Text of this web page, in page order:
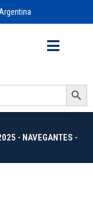
Search Button
- NAVEGANTES -